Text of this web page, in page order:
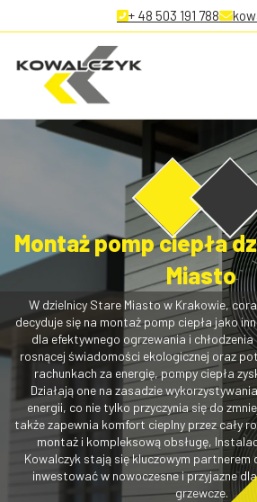
+ 48 503 191 788
Montaż pomp ciepła
Miasto
W dzielnicy Stare Miasto w Krakowie,
decyduje się na montaż pomp ciepła jako
dla efektywnego ogrzewania i chłodzenia
rosnącej świadomości ekologicznej oraz
rachunkach za energię, pompy ciepła
Działają one na zasadzie
energii, co nie tylko przyczynia się do
także zapewnia komfort cieplny przez cały
montaż i kompleksową obsługę,
Kowalczyk stają się kluczowym partnerem
inwestować w nowoczesne i przyjazne
grzewcze.